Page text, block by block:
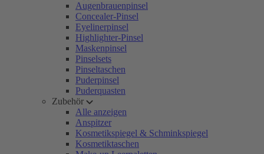
Augenbrauenpinsel
Concealer-Pinsel
Eyelinerpinsel
Highlighter-Pinsel
Maskenpinsel
Pinselsets
Pinseltaschen
Puderpinsel
Puderquasten
Zubehör
Alle anzeigen
Anspitzer
Kosmetikspiegel & Schminkspiegel
Kosmetiktaschen